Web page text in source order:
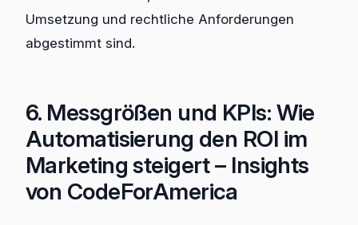
Umsetzung und rechtliche Anforderungen
abgestimmt sind.
6. Messgrößen und KPIs: Wie
Automatisierung den ROI im
Marketing steigert – Insights
von CodeForAmerica